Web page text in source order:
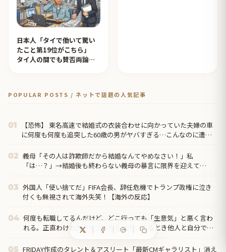
日本人「タイで働いて驚い
たこと第19位がこちら」
タイ人の間でも賛否両論
POPULAR POSTS / ネットで話題の人気記事
01
【恐怖】 東名高速で結婚式の衣装合わせに向かっていた夫婦の車
に何度も何度も追突した60歳の男がヤバすぎる…こんなのに遭遇
02 義母「その人は詐欺師だから結婚なんてやめなさい！」私
「は…？」→結婚後も終わらない義母の暴言に限界を迎えて…
03 外国人「使い捨てだ」FIFA会長、辞任危機でトランプ政権に泣き
付くも無視されて海外失笑！【海外の反応】
04 何度も転職してるんだけど、どこ行っても「生意気」と悪く言わ
れる。正直わけわからなかったんだが、あるとき他人と自分では
外見に大きく差がある事に気づいて…
05 FRIDAY作成のタレント＆アスリート「最新CMギャラリスト」消え